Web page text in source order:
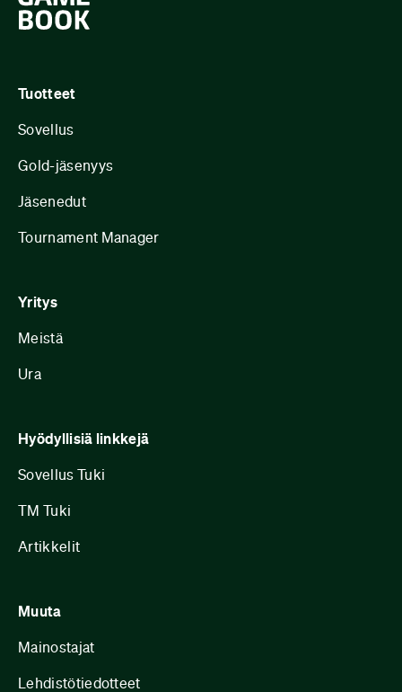
Tuotteet
Sovellus
Gold-jäsenyys
Jäsenedut
Tournament Manager
Yritys
Meistä
Ura
Hyödyllisiä linkkejä
Sovellus Tuki
TM Tuki
Artikkelit
Muuta
Mainostajat
Lehdistötiedotteet